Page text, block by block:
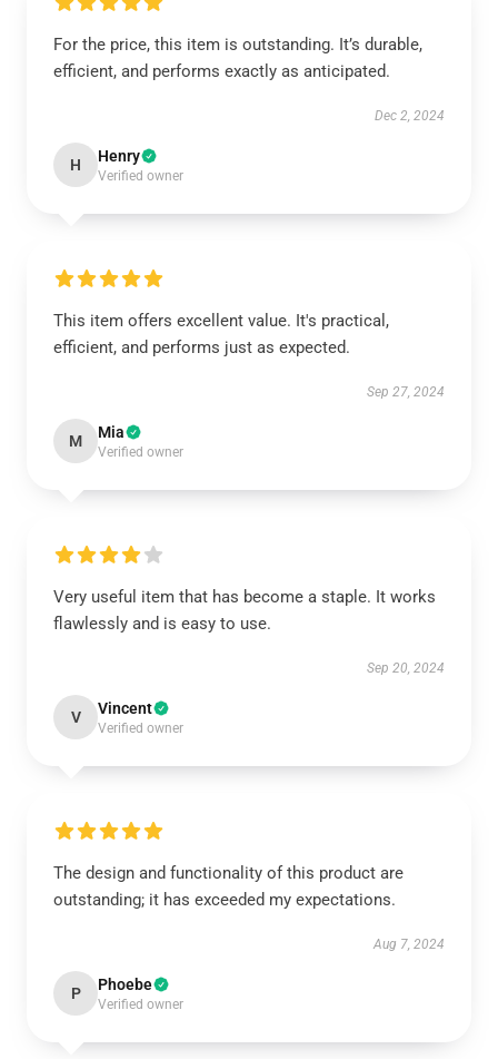
For the price, this item is outstanding. It’s durable,
efficient, and performs exactly as anticipated.
Dec 2, 2024
H Henry
Verified owner
This item offers excellent value. It's practical,
efficient, and performs just as expected.
Sep 27, 2024
M Mia
Verified owner
Very useful item that has become a staple. It works
flawlessly and is easy to use.
Sep 20, 2024
V Vincent
Verified owner
The design and functionality of this product are
outstanding; it has exceeded my expectations.
Aug 7, 2024
P Phoebe
Verified owner